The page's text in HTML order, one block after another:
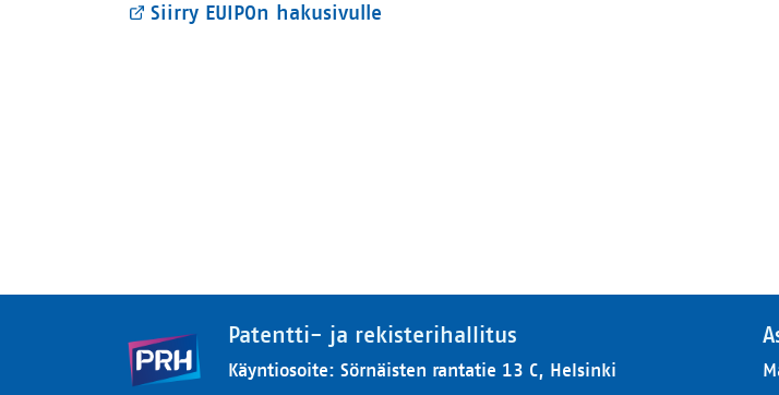
Siirry EUIPOn hakusivulle
Patentti- ja rekisterihallitus
Käyntiosoite: Sörnäisten rantatie 13 C, Helsinki